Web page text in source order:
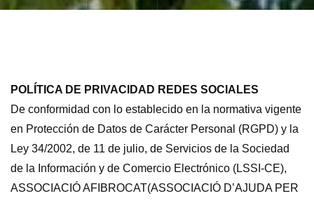
POLÍTICA DE PRIVACIDAD REDES SOCIALES
De conformidad con lo establecido en la normativa vigente
en Protección de Datos de Carácter Personal (RGPD) y la
Ley 34/2002, de 11 de julio, de Servicios de la Sociedad
de la Información y de Comercio Electrónico (LSSI-CE),
ASSOCIACIÓ AFIBROCAT(ASSOCIACIÓ D’AJUDA PER